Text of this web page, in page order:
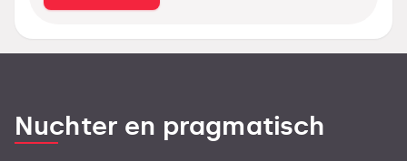
Nuchter en pragmatisch